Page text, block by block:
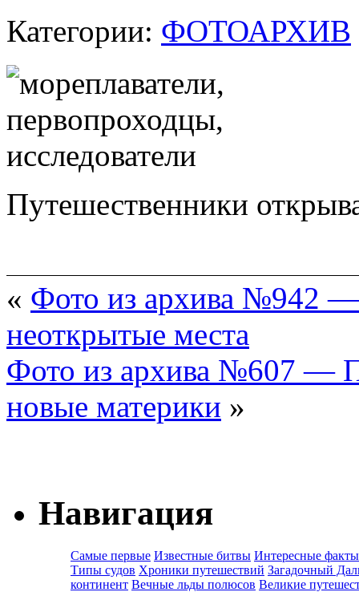
Категории: ФОТОАРХИВ
Путешественники
« Фото из архива №942 —
неоткрытые места
Фото из архива №607 —
новые материки »
Навигация
Самые первые Известные битвы Интересные факты
Типы судов Хроники путешествий Загадочный
континент Вечные льды полюсов Великие